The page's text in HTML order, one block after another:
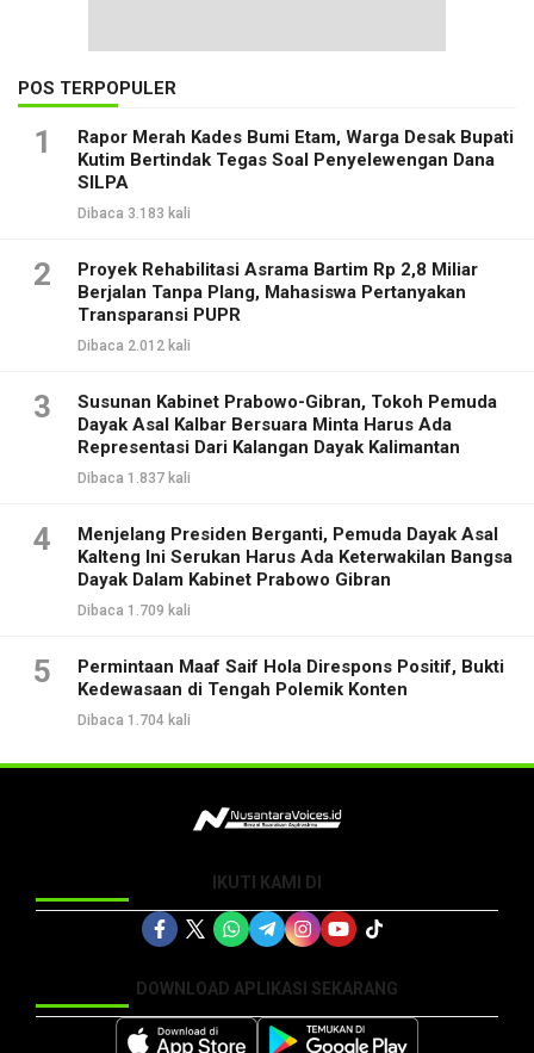
POS TERPOPULER
1
Rapor Merah Kades Bumi Etam, Warga Desak Bupati
Kutim Bertindak Tegas Soal Penyelewengan Dana
SILPA
Dibaca 3.183 kali
2
Proyek Rehabilitasi Asrama Bartim Rp 2,8 Miliar
Berjalan Tanpa Plang, Mahasiswa Pertanyakan
Transparansi PUPR
Dibaca 2.012 kali
3
Susunan Kabinet Prabowo-Gibran, Tokoh Pemuda
Dayak Asal Kalbar Bersuara Minta Harus Ada
Representasi Dari Kalangan Dayak Kalimantan
Dibaca 1.837 kali
4
Menjelang Presiden Berganti, Pemuda Dayak Asal
Kalteng Ini Serukan Harus Ada Keterwakilan Bangsa
Dayak Dalam Kabinet Prabowo Gibran
Dibaca 1.709 kali
5
Permintaan Maaf Saif Hola Direspons Positif, Bukti
Kedewasaan di Tengah Polemik Konten
Dibaca 1.704 kali
IKUTI KAMI DI
DOWNLOAD APLIKASI SEKARANG